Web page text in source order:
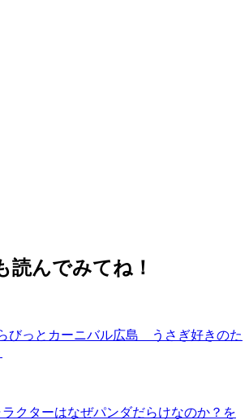
読んでみてね！
びっとカーニバル広島 うさぎ好きのた
クターはなぜパンダだらけなのか？を